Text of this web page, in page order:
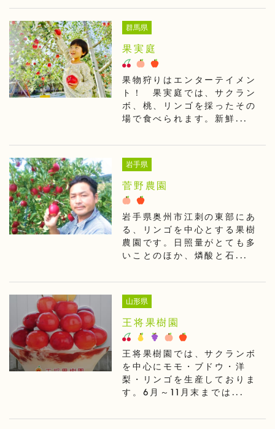
群馬県
果実庭
果物狩りはエンターテイメン
ト！ 果実庭では、サクラン
ボ、桃、リンゴを採ったその
場で食べられます。新鮮...
岩手県
菅野農園
岩手県奥州市江刺の東部にあ
る、リンゴを中心とする果樹
農園です。日照量がとても多
いことのほか、燐酸と石...
山形県
王将果樹園
王将果樹園では、サクランボ
を中心にモモ・ブドウ・洋
梨・リンゴを生産しておりま
す。6月～11月末までは...